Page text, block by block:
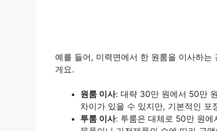
예를 들어, 미력면에서 한 원룸을 이사하
게요.
원룸 이사: 대략 30만 원에서 50만
차이가 있을 수 있지만, 기본적인 포
투룸 이사: 투룸은 대체로 50만 원에